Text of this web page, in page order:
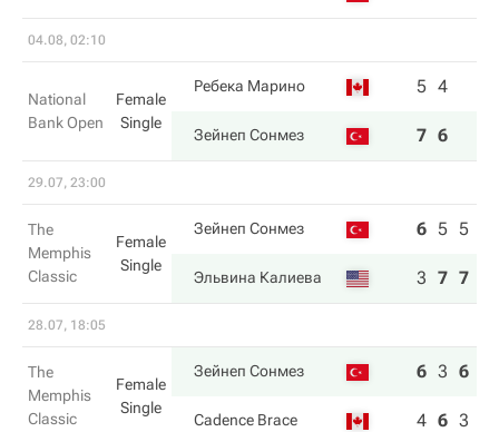
04.08, 02:10
National
Bank Open
Female
Single
Ребека Марино 5 4
Зейнеп Сонмез 7 6
29.07, 23:00
The
Memphis
Classic
Female
Single
Зейнеп Сонмез 6 5 5
Эльвина Калиева 3 7 7
28.07, 18:05
The
Memphis
Classic
Female
Single
Зейнеп Сонмез 6 3 6
Cadence Brace 4 6 3